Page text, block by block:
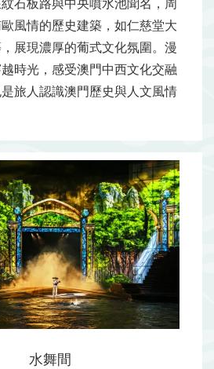
石板路與中央噴水池聞名，周
風情的歷史建築，如仁慈堂大
展現濃厚的葡式文化氛圍。漫
時光，感受澳門中西文化交融
旅人認識澳門歷史與人文風情
水舞間